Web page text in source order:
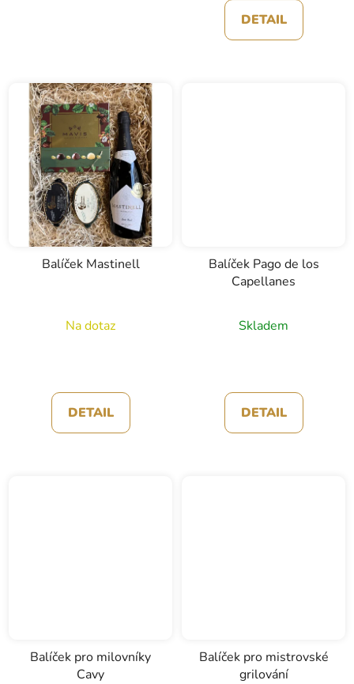
DETAIL
Balíček Mastinell
Na dotaz
DETAIL
Balíček Pago de los
Capellanes
Skladem
DETAIL
Balíček pro milovníky
Cavy
Balíček pro mistrovské
grilování